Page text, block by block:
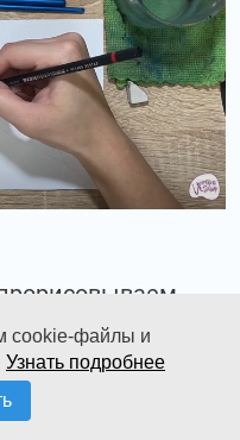
cookie-файлы и
Узнать подробнее